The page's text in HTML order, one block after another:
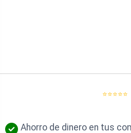
⭐⭐⭐⭐⭐
Ahorro de dinero en tus